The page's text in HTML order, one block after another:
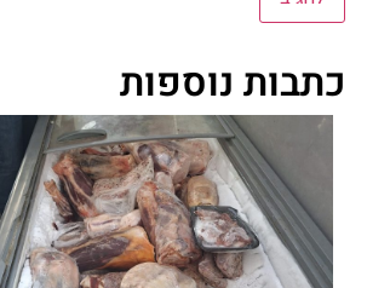
כתבות נוספות